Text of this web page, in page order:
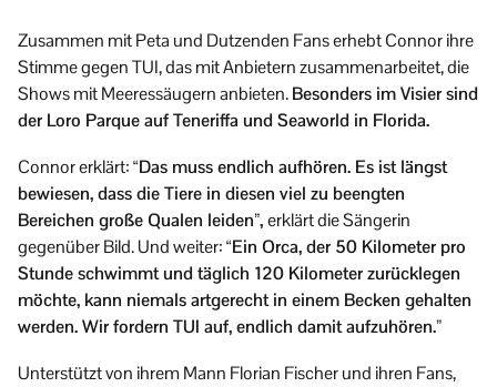
Zusammen mit Peta und Dutzenden Fans erhebt Connor ihre
Stimme gegen TUI, das mit Anbietern zusammenarbeitet, die
Shows mit Meeressäugern anbieten.Besonders im Visier sind
der Loro Parque auf Teneriffa und Seaworld in Florida.
Connor erklärt:“Das muss endlich aufhören. Es ist längst
bewiesen, dass die Tiere in diesen viel zu beengten
Bereichen große Qualen leiden”,erklärt die Sängerin
gegenüber Bild. Und weiter:“Ein Orca, der 50 Kilometer pro
Stunde schwimmt und täglich 120 Kilometer zurücklegen
möchte, kann niemals artgerecht in einem Becken gehalten
werden. Wir fordern TUI auf, endlich damit aufzuhören.”
Unterstützt von ihrem Mann Florian Fischer und ihren Fans,